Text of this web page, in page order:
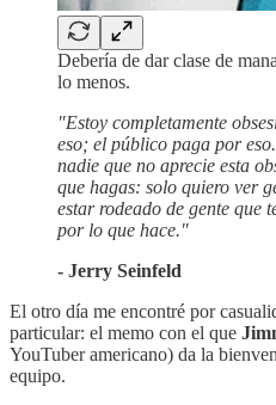
Debería de dar clase de
lo menos.
"Estoy completamente
eso; el público paga por
nadie que no aprecie esta
que hagas: solo quiero ver
estar rodeado de gente que
por lo que hace."
- Jerry Seinfeld
El otro día me encontré por
particular: el memo con el que
YouTuber americano) da la
equipo.